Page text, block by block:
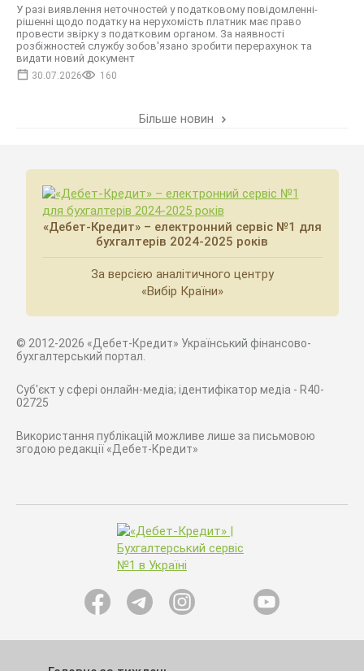
У разі виявлення неточностей у податковому повідомленні-
рішенні щодо податку на нерухомість платник має право
провести звірку з податковим органом. За наявності
розбіжностей службу зобов'язано зробити перерахунок та
видати новий документ
30.07.2026 160
Більше новин
«Дебет-Кредит» – електронний сервіс №1 для
бухгалтерів 2024-2025 років
За версією аналітичного центру
«Вибір Країни»
© 2012-2026 «Дебет-Кредит» Український фінансово-
бухгалтерський портал.
Суб'єкт у сфері онлайн-медіа; ідентифікатор медіа - R40-
02725
Використання публікацій можливе лише за письмовою
згодою редакції «Дебет-Кредит»